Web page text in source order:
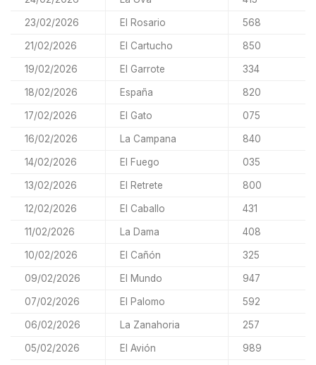
23/02/2026 El Rosario 568
21/02/2026 El Cartucho 850
19/02/2026 El Garrote 334
18/02/2026 España 820
17/02/2026 El Gato 075
16/02/2026 La Campana 840
14/02/2026 El Fuego 035
13/02/2026 El Retrete 800
12/02/2026 El Caballo 431
11/02/2026 La Dama 408
10/02/2026 El Cañón 325
09/02/2026 El Mundo 947
07/02/2026 El Palomo 592
06/02/2026 La Zanahoria 257
05/02/2026 El Avión 989